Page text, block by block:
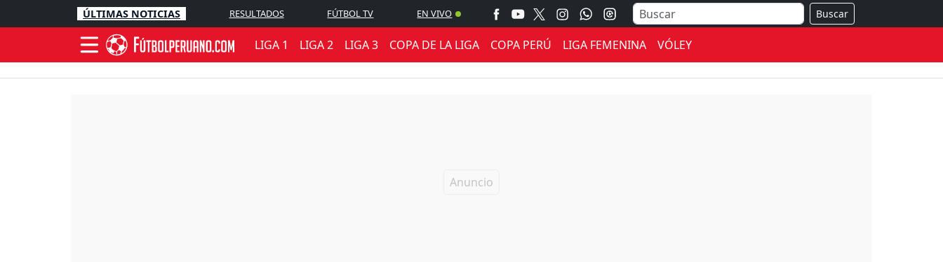
ÚLTIMAS NOTICIAS RESULTADOS FÚTBOL TV EN VIVO Buscar
LIGA 1 LIGA 2 LIGA 3 COPA DE LA LIGA COPA PERÚ LIGA FEMENINA VÓLEY